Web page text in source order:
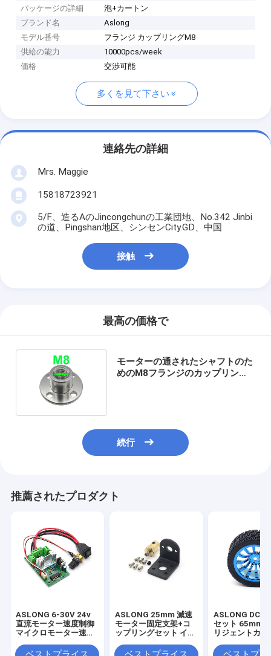
パッケージの詳細
泡+カートン
ブランド名
Aslong
モデル番号
フランジ カップリングM8
供給の能力
10000pcs/week
価格
交渉可能
多くを見て下さい
連絡先の詳細
Mrs. Maggie
15818723921
5/F、造るAのJincongchunの工業団地、No.342 Jinbi
の道、Pingshan地区、シンセンCity.GD、中国
接触
最高の価格で
モーターの通されたシャフトのた
めのM8フランジのカップリング
続行
推薦されたプロダクト
ASLONG 6-30V 24v
直流モーター速度制御
マイクロモーター速度
74*47*28mm直流モー
ASLONG 25mm 減速
モーター固定支架+コ
ップリングセット イン
ヤコップリング DC減
ASLONG DCモ
セット 65mm
リジェントカ
ー 低速モータ